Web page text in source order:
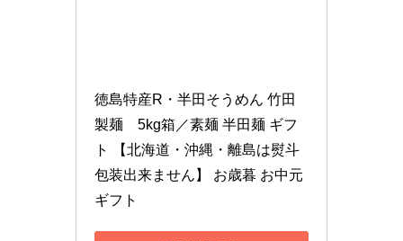
徳島特産R・半田そうめん 竹田
製麺　5kg箱／素麺 半田麺 ギフ
ト 【北海道・沖縄・離島は熨斗
包装出来ません】 お歳暮 お中元
ギフト